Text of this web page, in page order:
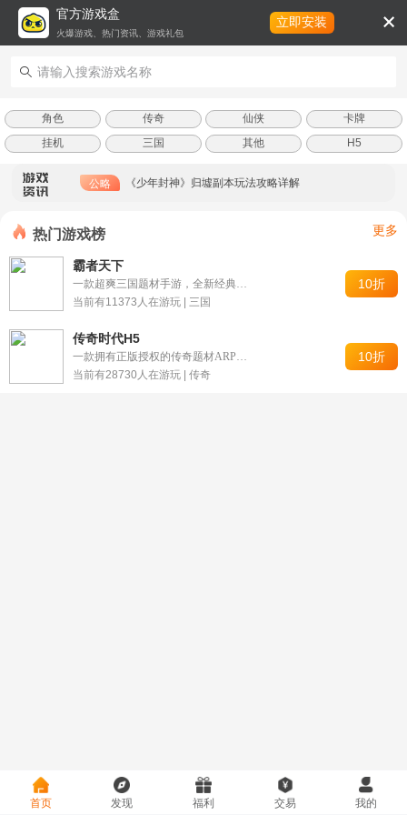
官方游戏盒
火爆游戏、热门资讯、游戏礼包
立即安装
角色 传奇 仙侠
卡牌
挂机
三国 其他 H5
活动
公略 《少年封神》新版本“仙装”功能详解
公略 《少年封神》归墟副本玩法攻略详解
活动
活动 【奔月的糯米团（送VIP10）】限时活动4.11-4.17
活动
活动 【点点勇者（内置0.1折）】限时活动4.18-4.21
热门游戏榜 更多
霸者天下
一款超爽三国题材手游，全新经典三职业：虎贲、焱君、司命。
当前有11373人在游玩 | 三国
10折
传奇时代H5
一款拥有正版授权的传奇题材ARPG网页游戏
当前有28730人在游玩 | 传奇
10折
首页 发现 福利 交易 我的